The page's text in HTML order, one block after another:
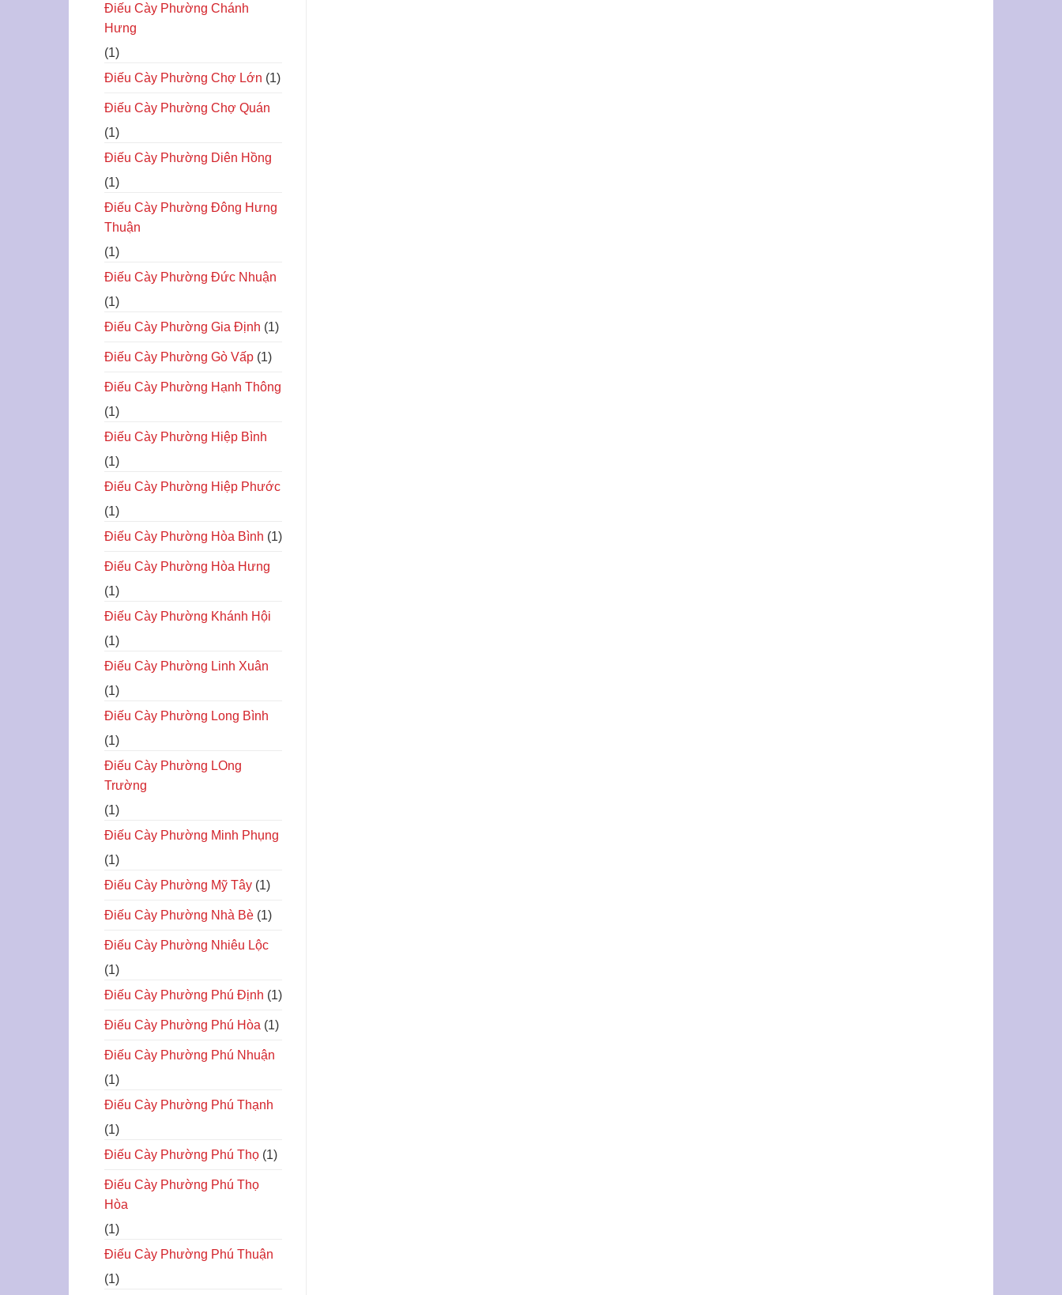
Điếu Cày Phường Chánh
Hưng
(1)
Điếu Cày Phường Chợ Lớn (1)
Điếu Cày Phường Chợ Quán
(1)
Điếu Cày Phường Diên Hồng
(1)
Điếu Cày Phường Đông Hưng
Thuận
(1)
Điếu Cày Phường Đức Nhuận
(1)
Điếu Cày Phường Gia Định (1)
Điếu Cày Phường Gò Vấp (1)
Điếu Cày Phường Hạnh Thông
(1)
Điếu Cày Phường Hiệp Bình
(1)
Điếu Cày Phường Hiệp Phước
(1)
Điếu Cày Phường Hòa Bình (1)
Điếu Cày Phường Hòa Hưng
(1)
Điếu Cày Phường Khánh Hội
(1)
Điếu Cày Phường Linh Xuân
(1)
Điếu Cày Phường Long Bình
(1)
Điếu Cày Phường LOng
Trường
(1)
Điếu Cày Phường Minh Phụng
(1)
Điếu Cày Phường Mỹ Tây (1)
Điếu Cày Phường Nhà Bè (1)
Điếu Cày Phường Nhiêu Lộc
(1)
Điếu Cày Phường Phú Định (1)
Điếu Cày Phường Phú Hòa (1)
Điếu Cày Phường Phú Nhuận
(1)
Điếu Cày Phường Phú Thạnh
(1)
Điếu Cày Phường Phú Thọ (1)
Điếu Cày Phường Phú Thọ
Hòa
(1)
Điếu Cày Phường Phú Thuận
(1)